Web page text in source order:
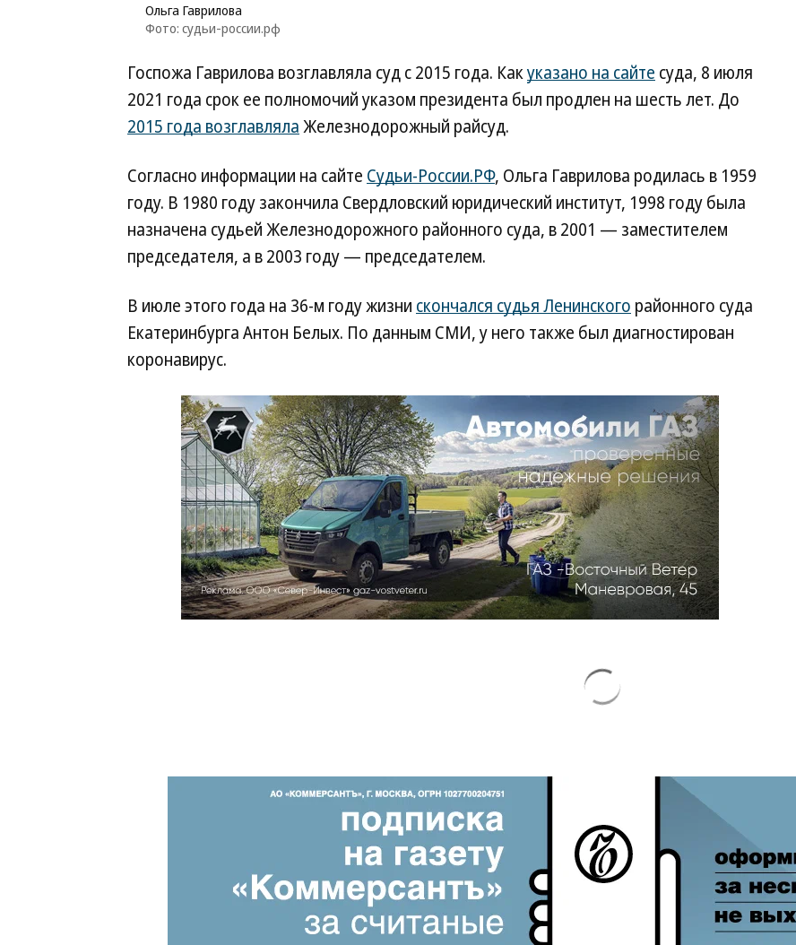
Ольга Гаврилова
Фото: судьи-россии.рф
Госпожа Гаврилова возглавляла суд с 2015 года. Какуказано на сайте суда, 8 июля
2021 года срок ее полномочий указом президента был продлен на шесть лет. До
2015 года возглавлялаЖелезнодорожный райсуд.
Согласно информации на сайте Судьи-России.РФ, Ольга Гаврилова родилась в 1959
году. В 1980 году закончила Свердловский юридический институт, 1998 году была
назначена судьей Железнодорожного районного суда, в 2001 — заместителем
председателя, а в 2003 году — председателем.
В июле этого года на 36-м году жизни скончался судья Ленинского районного суда
Екатеринбурга Антон Белых. По данным СМИ, у него также был диагностирован
коронавирус.